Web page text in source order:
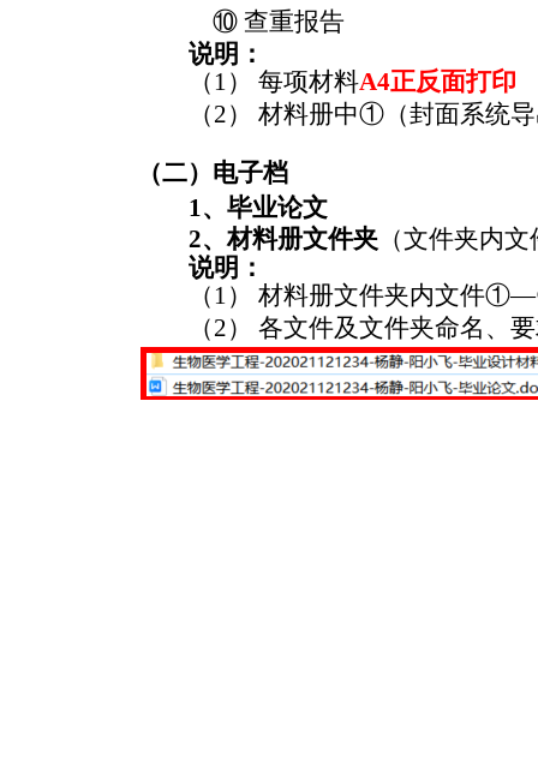
⑩ 查重报告
说明：
（1） 每项材料A4正反面打印
（2） 材料册中①（封面系统
（二）电子档
1、毕业论文
2、材料册文件夹（文件夹内文
说明：
（1） 材料册文件夹内文件①—
（2） 各文件及文件夹命名、